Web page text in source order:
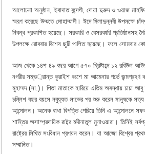
আলোচনা অনুষ্ঠান, ইবাদাত বন্দেগী, দোয়া দুরুদ ও ওয়াজ
স্মরণ করেছে উম্মতে মোহাম্মাদী। ঈদে মিলাদুন্নবী উপলক্ষে
নিবন্ধ প্রকাশিত হয়েছে। সরকারি ও বেসরকারি প্রতিষ্ঠানসহ
উপলক্ষে রোববার বিশেষ ছুটি পালিত হয়েছে। ফলে সোমবার
আজ থেকে ১৪শ ৪৯ বছর আগে ৫৭০ খ্রিষ্টাব্দে ১২ রবিউল
নগরীর সম্ভ্রান্ত কুরাইশ বংশে মা আমেনার গর্ভে জন্মগ্রহণ
মুহাম্মদ (সা.)। পিতা মাতাকে হারিয়ে এতিম অবস্থায় চাচা
চল্লিশ বছর বয়সে নবুয়্যত লাভের পর শুরু করেন মানুষকে সত্য
আন্দোলন। অনেক বাধা বিপত্তি পেরিয়ে তিনি এ আন্দোলনে
শান্তির অসাম্প্রদায়িক রাষ্ট্র মদীনাতুল মুনাওয়ারা। তিনিই
রাষ্ট্রের লিখিত সংবিধান প্রণয়ন করেন। যা আজো বিশ্বের
সম্মানিত।